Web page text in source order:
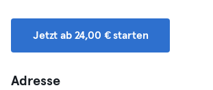
Jetzt ab 24,00 € starten
Adresse